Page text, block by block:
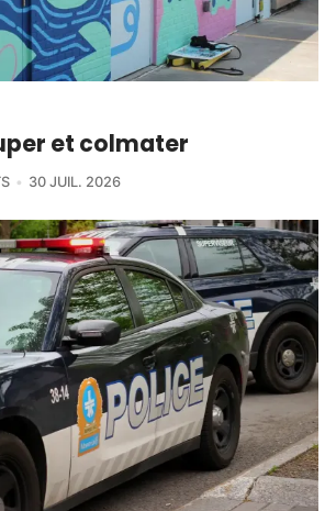
et colmater
30 JUIL. 2026